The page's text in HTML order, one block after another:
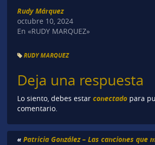
Rudy Márquez
octubre 10, 2024
En «RUDY MARQUEZ»
RUDY MARQUEZ
Deja una respuesta
Lo siento, debes estar conectadopara
comentario.
« Patricia González – Las canciones que